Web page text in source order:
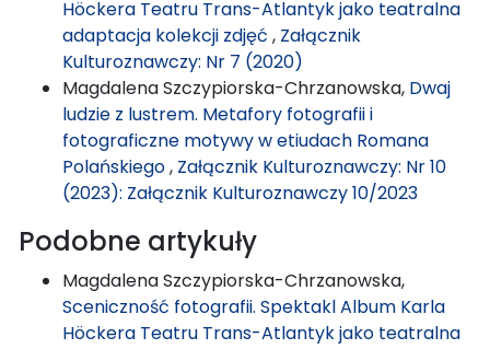
Höckera Teatru Trans-Atlantyk jako teatralna
adaptacja kolekcji zdjęć , Załącznik
Kulturoznawczy: Nr 7 (2020)
Magdalena Szczypiorska-Chrzanowska, Dwaj
ludzie z lustrem. Metafory fotografii i
fotograficzne motywy w etiudach Romana
Polańskiego, Załącznik Kulturoznawczy: Nr 10
(2023): Załącznik Kulturoznawczy 10/2023
Podobne artykuły
Magdalena Szczypiorska-Chrzanowska,
Sceniczność fotografii. Spektakl Album Karla
Höckera Teatru Trans-Atlantyk jako teatralna